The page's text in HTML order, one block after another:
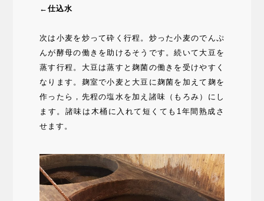
←仕込水
次は小麦を炒って砕く行程。炒った小麦のでんぷ
んが酵母の働きを助けるそうです。続いて大豆を
蒸す行程。大豆は蒸すと麹菌の働きを受けやすく
なります。麹室で小麦と大豆に麹菌を加えて麹を
作ったら，先程の塩水を加え諸味（もろみ）にし
ます。諸味は木桶に入れて短くても1年間熟成さ
せます。